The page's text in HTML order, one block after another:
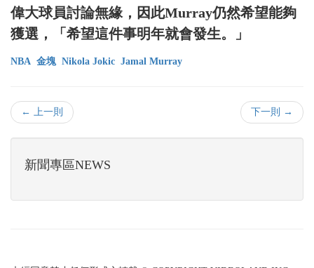
偉大球員討論無緣，因此Murray仍然希望能夠
獲選，「希望這件事明年就會發生。」
NBA 金塊 Nikola Jokic Jamal Murray
← 上一則 下一則 →
新聞專區NEWS